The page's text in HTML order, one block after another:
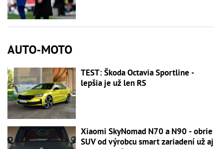
AUTO-MOTO
TEST: Škoda Octavia Sportline -
lepšia je už len RS
Xiaomi SkyNomad N70 a N90 - obrie
SUV od výrobcu smart zariadení už aj